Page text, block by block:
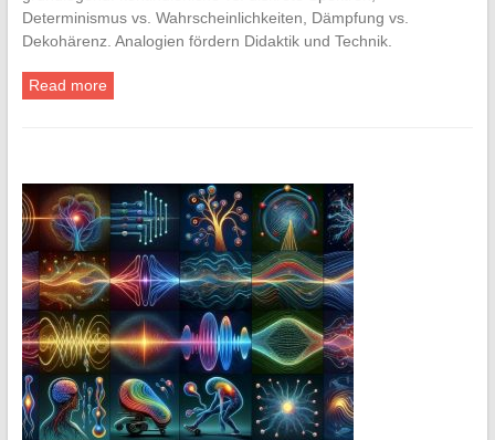
Determinismus vs. Wahrscheinlichkeiten, Dämpfung vs.
Dekohärenz. Analogien fördern Didaktik und Technik.
Read more